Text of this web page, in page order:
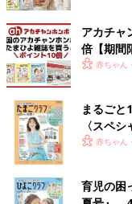
アカチャ
倍【期間
赤ちゃん
まるごと
〈スペ
赤ちゃん
育児の困